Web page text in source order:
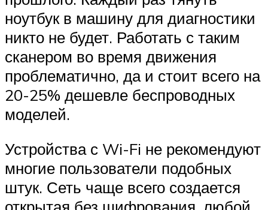
ноутбук в машину для диагностики
никто не будет. Работать с таким
сканером во время движения
проблематично, да и стоит всего на
20-25% дешевле беспроводных
моделей.
Устройства с Wi-Fi не рекомендуют
многие пользователи подобных
штук. Сеть чаще всего создается
открытая без шифрования, любой